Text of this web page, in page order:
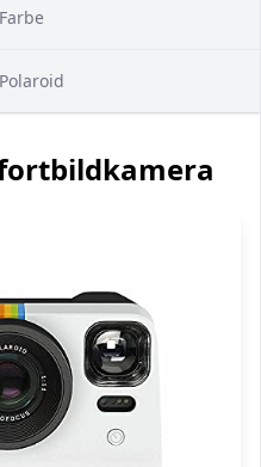
Farbe
Polaroid